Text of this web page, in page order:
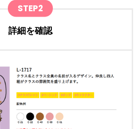
STEP2
詳細を確認